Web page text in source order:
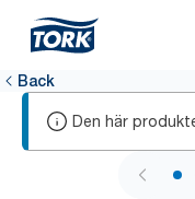
Back
Den här